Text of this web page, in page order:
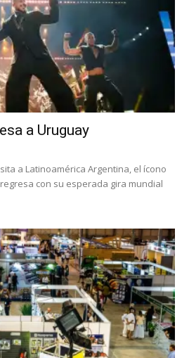
a Uruguay
a Latinoamérica Argentina, el ícono
con su esperada gira mundial